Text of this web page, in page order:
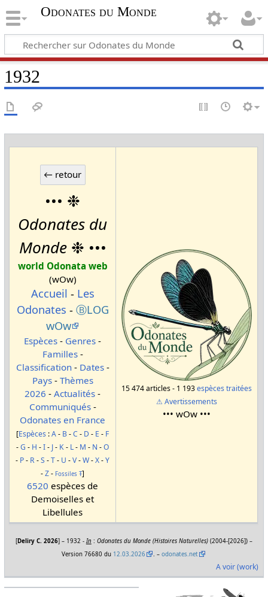
Odonates du Monde
1932
••• ❉
Odonates du
Monde❉ •••
world Odonata web
(wOw)
Accueil - Les
Odonates - ⒷLOG
wOw
Espèces - Genres -
Familles-
Classification- Dates-
Pays- Thèmes
2026 -Actualités -
Communiqués-
Odonates en France
[Espèces :A- B-C- D - E - F
-G - H -I- J- K- L- M - N -O
- P- R-S -T- U -V-W-X-Y
-Z- Fossiles Ŧ]
6520 espèces de
Demoiselles et
Libellules
15 474 articles - 1 193espèces traitées
⚠ Avertissements
••• wOw •••
[Deliry C. 2026] – 1932 - In : Odonates du Monde (Histoires Naturelles)(2004-[2026]) –
Version 76680 du 12.03.2026 . –odonates.net
A voir (work)